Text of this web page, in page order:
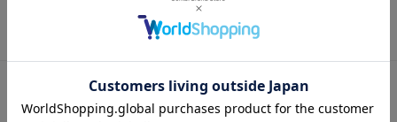
おはし・スプー
オーラルケア
（お口のケア）
ベビートイ